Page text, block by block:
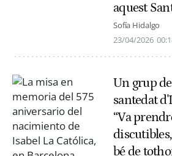
aquest
Sofía Hidalgo
23/04/2026
Un grup
santedat
“Va
bé de